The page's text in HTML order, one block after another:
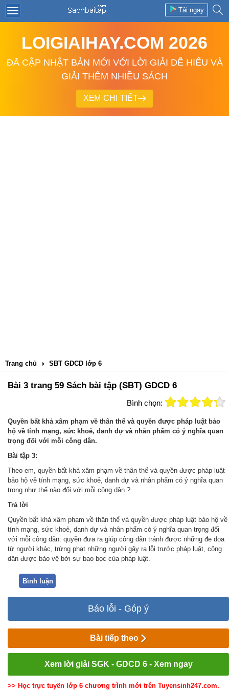
Tải ngay
LOIGIAIHAY.COM 2026
ĐÃ CẬP NHẬT BẢN MỚI VỚI LỜI GIẢI DỄ HIỂU VÀ
GIẢI THÊM NHIỀU SÁCH
XEM CHI TIẾT
Trang chủ SBT GDCD lớp 6
Bài 3 trang 59 Sách bài tập (SBT) GDCD 6
Bình chọn:
Quyền bất khả xâm phạm về thân thể và quyền được pháp luật bảo
hộ về tính mạng, sức khoẻ, danh dự và nhân phẩm có ý nghĩa quan
trọng đối với mỗi công dân.
Bài tập 3:
Theo em, quyền bất khả xâm phạm về thân thể và quyền được pháp luật
bảo hộ về tính mạng, sức khoẻ, danh dự và nhân phẩm có ý nghĩa quan
trọng như thế nào đối với mỗi công dân ?
Trảlời
Quyền bất khả xâm phạm về thân thể và quyền được pháp luật bảo hộ về
tính mạng, sức khoẻ, danh dự và nhân phẩm có ý nghĩa quan trọng đối
với mỗi công dân: quyền đưa ra giúp công dân tránh được những đe dọa
từ người khác, trừng phạt những người gây ra lỗi trước pháp luật, công
dân được bảo vệ bởi sự bao bọc của pháp luật.
Bình luận
Báo lỗi - Góp ý
Bài tiếp theo
Xem lời giải SGK - GDCD 6 - Xem ngay
>> Học trực tuyến lớp 6 chương trình mới trên Tuyensinh247.com.